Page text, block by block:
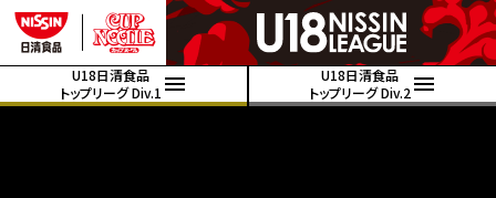
U18日清食品
トップリーグ Div.1
U18日清食品
トップリーグ Div.2